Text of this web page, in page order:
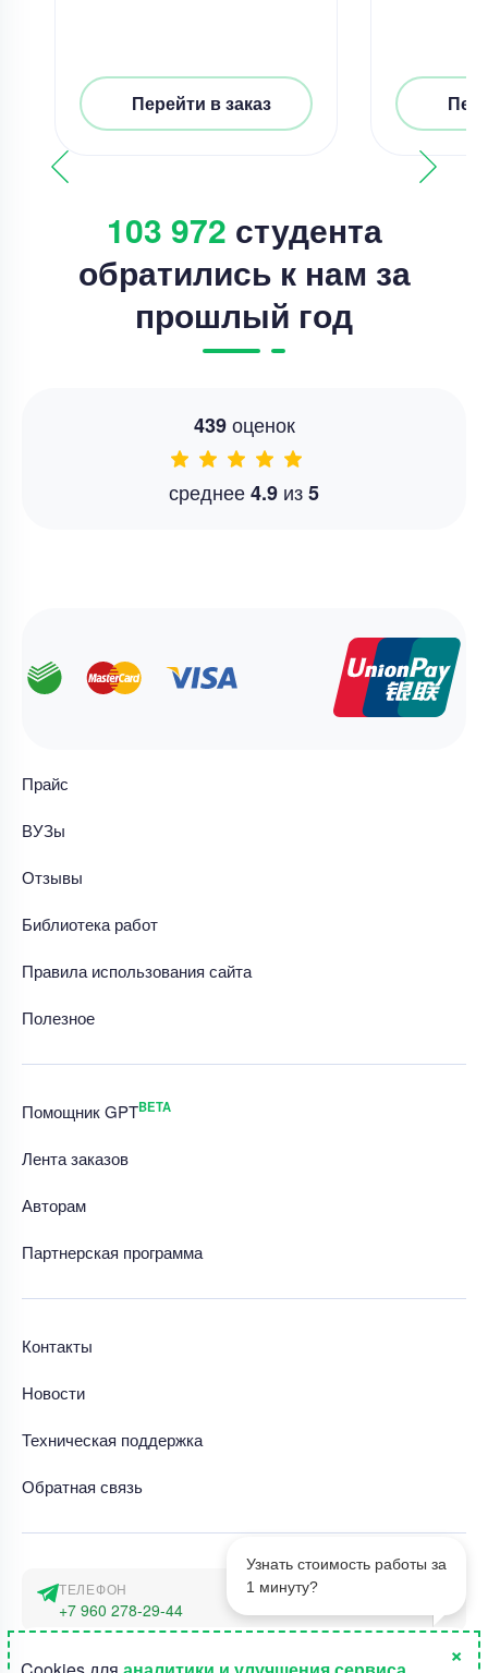
Перейти в заказ
103 972 студента
обратились к нам за
прошлый год
439оценок
среднее4.9 из5
1
Узнать стоимость работы за
1 минуту?
Прайс
ВУЗы
Отзывы
Библиотека работ
Правила использования сайта
Полезное
Помощник GPTBETA
Лента заказов
Авторам
Партнерская программа
Контакты
Новости
Техническая поддержка
Обратная связь
ТЕЛЕФОН
+7 960 278-29-44
×